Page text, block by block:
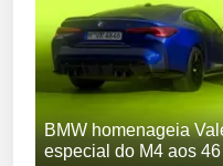
BMW homenageia
especial do M4 aos